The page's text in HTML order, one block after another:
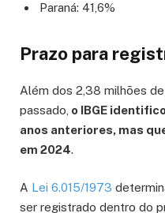
Paraná: 41,6%
Prazo para
Além dos 2,38 milhões
passado, o IBGE
anos anteriores, mas
em 2024.
A Lei 6.015/1973
ser registrado dentro do